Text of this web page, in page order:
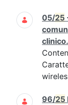
05/25
96/25